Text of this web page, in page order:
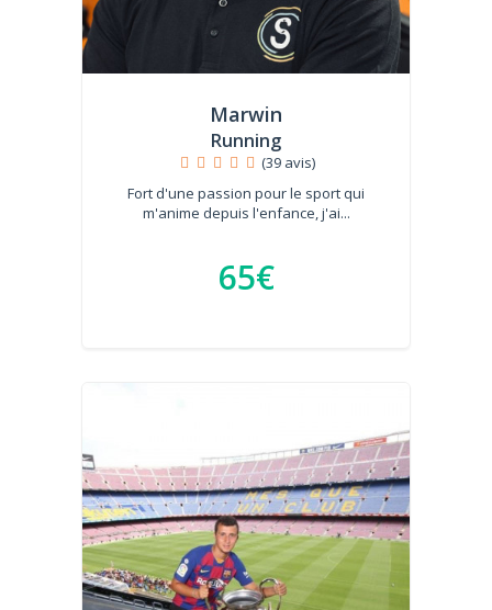
Marwin
Running
(39 avis)
Fort d'une passion pour le sport qui
m'anime depuis l'enfance, j'ai...
65€